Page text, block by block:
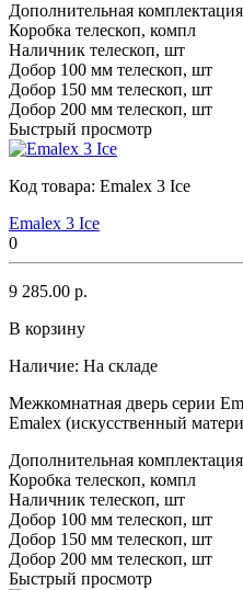
Дополнительная комплектация
Коробка телескоп, компл
Наличник телескоп, шт
Добор 100 мм телескоп, шт
Добор 150 мм телескоп, шт
Добор 200 мм телескоп, шт
Быстрый просмотр
Код товара: Emalex 3 Ice
Emalex 3 Ice
0
9 285.00 р.
В корзину
Наличие: На складе
Межкомнатная дверь серии
Emalex (искусственный
Дополнительная комплектация
Коробка телескоп, компл
Наличник телескоп, шт
Добор 100 мм телескоп, шт
Добор 150 мм телескоп, шт
Добор 200 мм телескоп, шт
Быстрый просмотр